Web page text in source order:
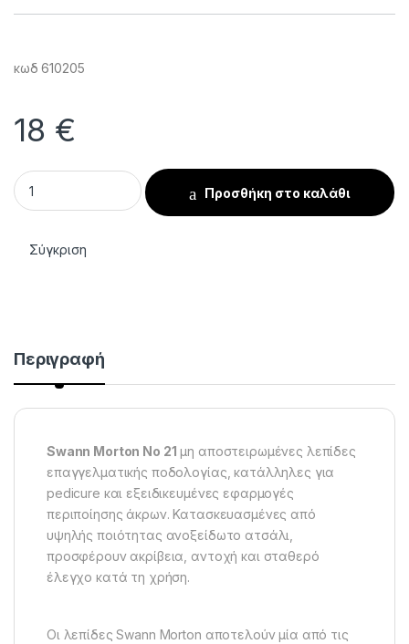
κωδ 610205
18 €
Λεπίδες Swann Morton Νο.21 Μη Αποστειρωμένες για
Προσθήκη στο καλάθι
Σύγκριση
Περιγραφή
Swann Morton No 21 μη αποστειρωμένες λεπίδες
επαγγελματικής ποδολογίας, κατάλληλες για
pedicure και εξειδικευμένες εφαρμογές
περιποίησης άκρων. Κατασκευασμένες από
υψηλής ποιότητας ανοξείδωτο ατσάλι,
προσφέρουν ακρίβεια, αντοχή και σταθερό
έλεγχο κατά τη χρήση.
Οι λεπίδες Swann Morton αποτελούν μία από τις